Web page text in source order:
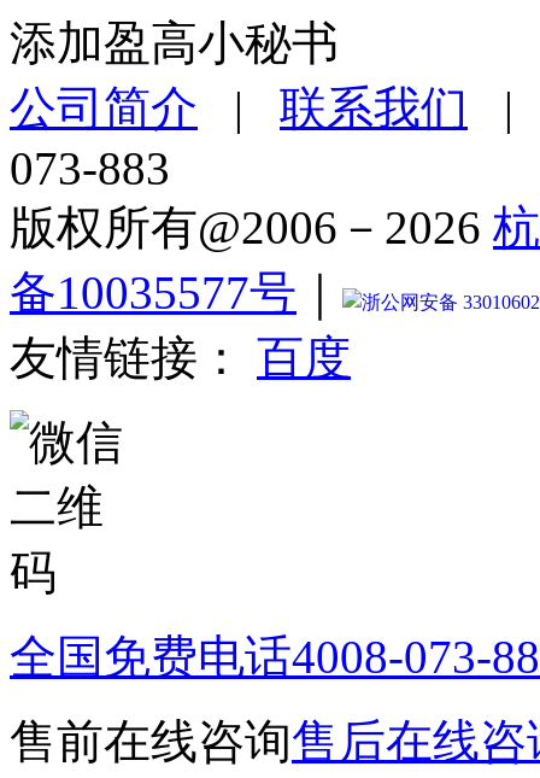
添加盈高小秘书
公司简介 | 联系我们
073-883
版权所有@2006－2026
备10035577号
浙公网安备
友情链接： 百度
全国免费电话4008-073-
售前在线咨询售后在线咨